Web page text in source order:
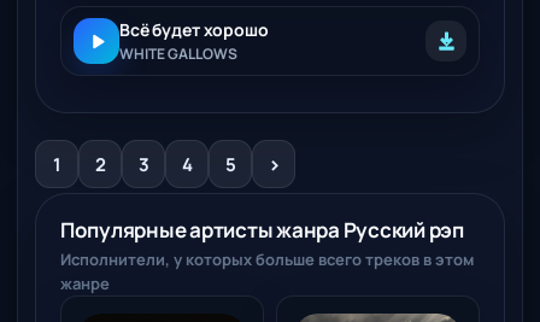
Всё будет хорошо
WHITE GALLOWS
1 2 3 4 5 >
Популярные артисты жанра Русский рэп
Исполнители, у которых больше всего треков в этом
жанре